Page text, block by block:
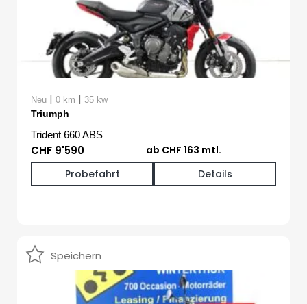
Neu | 0 km | 35 kw
Triumph
Trident 660 ABS
CHF 9'590
ab CHF 163 mtl.
Probefahrt
Details
Speichern